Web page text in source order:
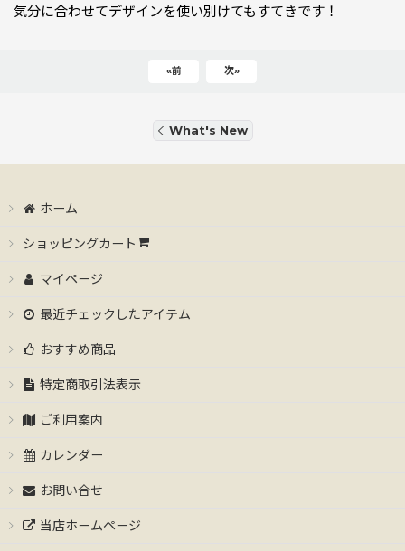
気分に合わせてデザインを使い別けてもすてきです！
«前 次»
What's New
ホーム
ショッピングカート
マイページ
最近チェックしたアイテム
おすすめ商品
特定商取引法表示
ご利用案内
カレンダー
お問い合せ
当店ホームページ